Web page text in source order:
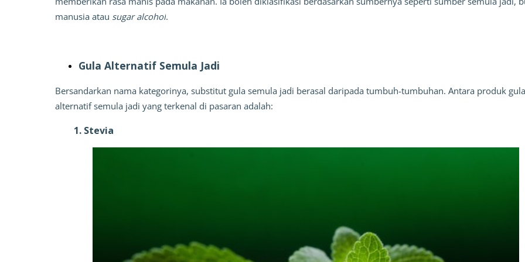
manusia atau sugar alcohol.
Gula Alternatif Semula Jadi
Bersandarkan nama kategorinya, substitut gula semula jadi berasal daripada tumbuh-tumbuhan. Antara produk gula
alternatif semula jadi yang terkenal di pasaran adalah:
1. Stevia